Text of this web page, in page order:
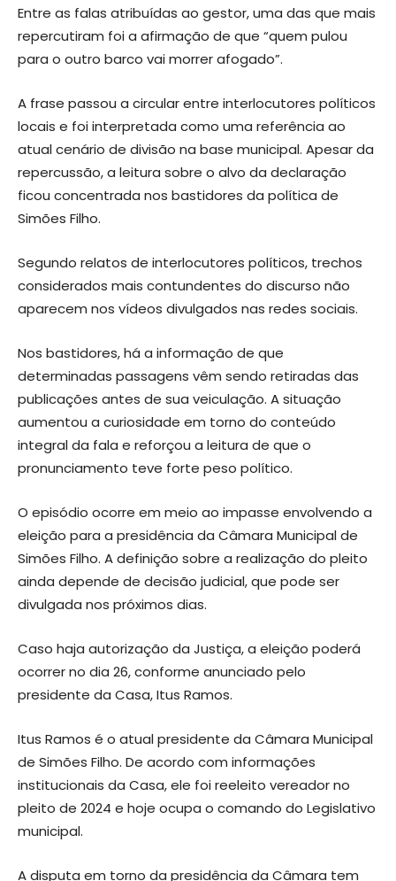
Entre as falas atribuídas ao gestor, uma das que mais
repercutiram foi a afirmação de que “quem pulou
para o outro barco vai morrer afogado”.
A frase passou a circular entre interlocutores políticos
locais e foi interpretada como uma referência ao
atual cenário de divisão na base municipal. Apesar da
repercussão, a leitura sobre o alvo da declaração
ficou concentrada nos bastidores da política de
Simões Filho.
Segundo relatos de interlocutores políticos, trechos
considerados mais contundentes do discurso não
aparecem nos vídeos divulgados nas redes sociais.
Nos bastidores, há a informação de que
determinadas passagens vêm sendo retiradas das
publicações antes de sua veiculação. A situação
aumentou a curiosidade em torno do conteúdo
integral da fala e reforçou a leitura de que o
pronunciamento teve forte peso político.
O episódio ocorre em meio ao impasse envolvendo a
eleição para a presidência da Câmara Municipal de
Simões Filho. A definição sobre a realização do pleito
ainda depende de decisão judicial, que pode ser
divulgada nos próximos dias.
Caso haja autorização da Justiça, a eleição poderá
ocorrer no dia 26, conforme anunciado pelo
presidente da Casa, Itus Ramos.
Itus Ramos é o atual presidente da Câmara Municipal
de Simões Filho. De acordo com informações
institucionais da Casa, ele foi reeleito vereador no
pleito de 2024 e hoje ocupa o comando do Legislativo
municipal.
A disputa em torno da presidência da Câmara tem